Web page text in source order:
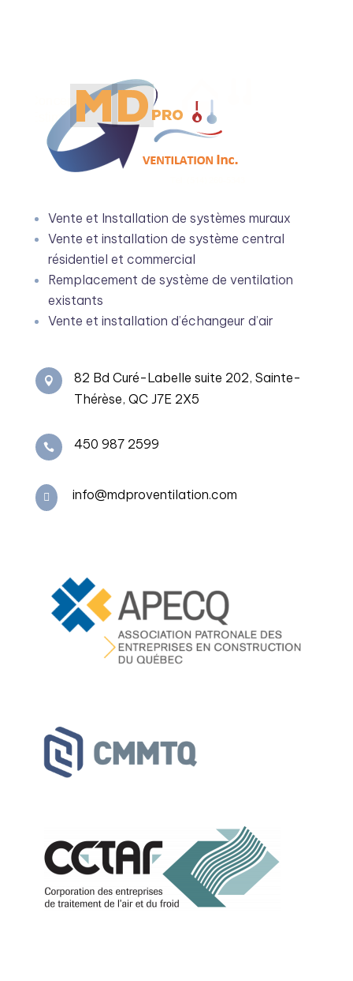
Vente et Installation de systèmes muraux
Vente et installation de système central
résidentiel et commercial
Remplacement de système de ventilation
existants
Vente et installation d’échangeur d’air

82 Bd Curé-Labelle suite 202, Sainte-
Thérèse, QC J7E 2X5
 450 987 2599
 info@mdproventilation.com